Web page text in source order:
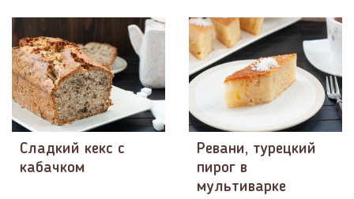
Сладкий кекс с
кабачком
Ревани, турецкий
пирог в
мультиварке